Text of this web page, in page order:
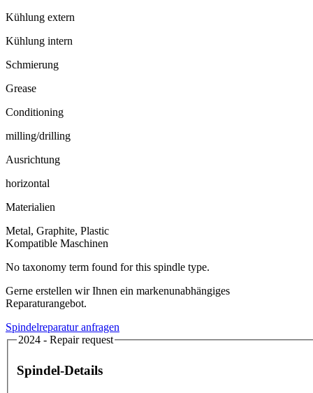
Kühlung extern
Kühlung intern
Schmierung
Grease
Conditioning
milling/drilling
Ausrichtung
horizontal
Materialien
Metal, Graphite, Plastic
Kompatible Maschinen
No taxonomy term found for this spindle type.
Gerne erstellen wir Ihnen ein markenunabhängiges
Reparaturangebot.
Spindelreparatur anfragen
2024 - Repair request
Spindel-Details